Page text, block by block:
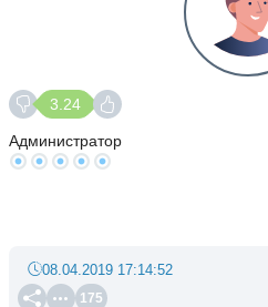
3.24
Администратор
175
08.04.2019 17:14:52